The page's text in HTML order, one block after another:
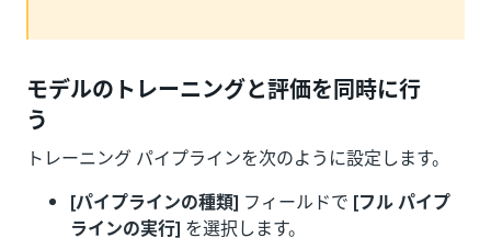
モデルのトレーニングと評価を同時に行
う
トレーニング パイプラインを次のように設定します。
[パイプラインの種類] フィールドで [フル パイプ
ラインの実行] を選択します。